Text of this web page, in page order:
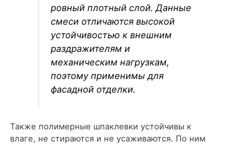
ровный плотный слой. Данные
смеси отличаются высокой
устойчивостью к внешним
раздражителям и
механическим нагрузкам,
поэтому применимы для
фасадной отделки.
Также полимерные шпаклевки устойчивы к
влаге, не стираются и не усаживаются. По ним